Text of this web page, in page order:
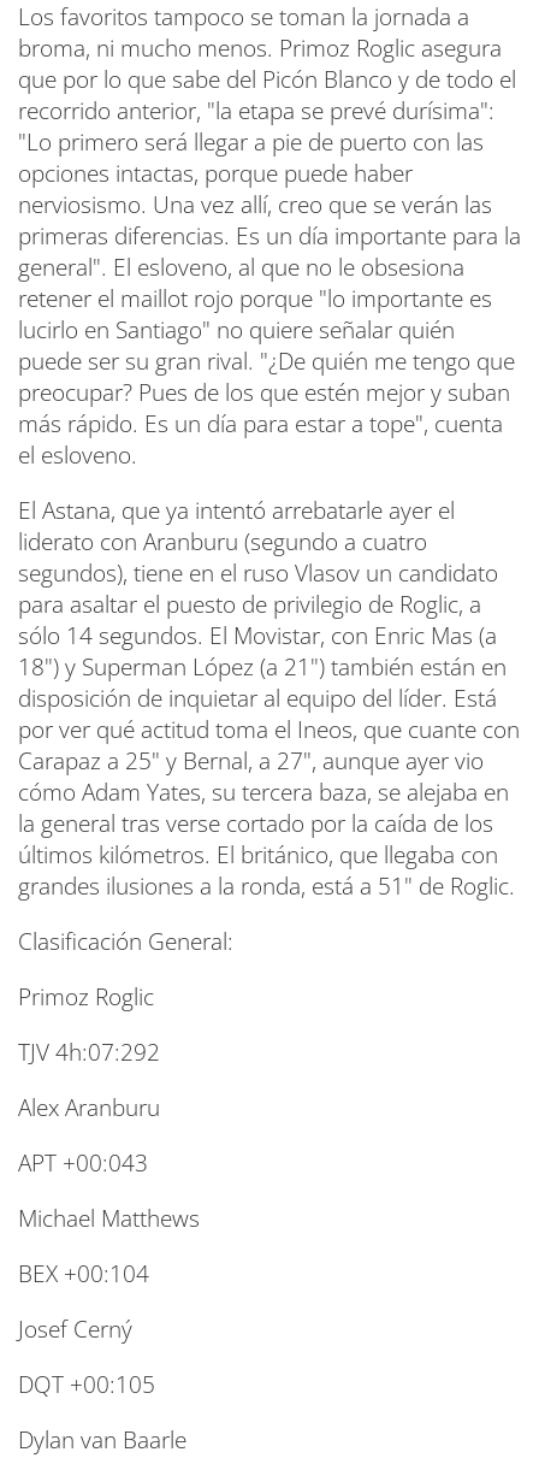
Los favoritos tampoco se toman la jornada a
broma, ni mucho menos. Primoz Roglic asegura
que por lo que sabe del Picón Blanco y de todo el
recorrido anterior, "la etapa se prevé durísima":
"Lo primero será llegar a pie de puerto con las
opciones intactas, porque puede haber
nerviosismo. Una vez allí, creo que se verán las
primeras diferencias. Es un día importante para la
general". El esloveno, al que no le obsesiona
retener el maillot rojo porque "lo importante es
lucirlo en Santiago" no quiere señalar quién
puede ser su gran rival. "¿De quién me tengo que
preocupar? Pues de los que estén mejor y suban
más rápido. Es un día para estar a tope", cuenta
el esloveno.
El Astana, que ya intentó arrebatarle ayer el
liderato con Aranburu (segundo a cuatro
segundos), tiene en el ruso Vlasov un candidato
para asaltar el puesto de privilegio de Roglic, a
sólo 14 segundos. El Movistar, con Enric Mas (a
18") y Superman López (a 21") también están en
disposición de inquietar al equipo del líder. Está
por ver qué actitud toma el Ineos, que cuante con
Carapaz a 25" y Bernal, a 27", aunque ayer vio
cómo Adam Yates, su tercera baza, se alejaba en
la general tras verse cortado por la caída de los
últimos kilómetros. El británico, que llegaba con
grandes ilusiones a la ronda, está a 51" de Roglic.
Clasificación General:
Primoz Roglic
TJV 4h:07:292
Alex Aranburu
APT +00:043
Michael Matthews
BEX +00:104
Josef Cerný
DQT +00:105
Dylan van Baarle